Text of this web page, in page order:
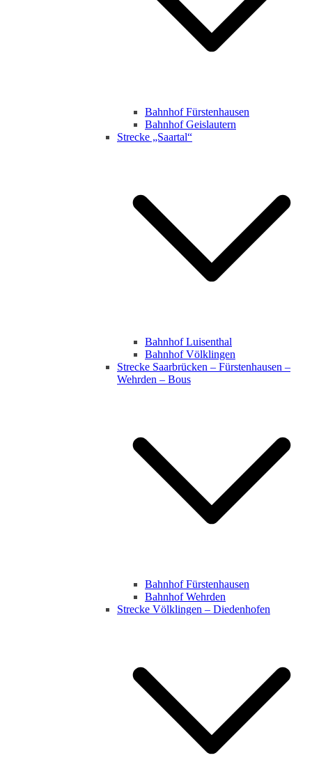
Bahnhof Fürstenhausen
Bahnhof Geislautern
Strecke „Saartal“
Bahnhof Luisenthal
Bahnhof Völklingen
Strecke Saarbrücken – Fürstenhausen –
Wehrden – Bous
Bahnhof Fürstenhausen
Bahnhof Wehrden
Strecke Völklingen – Diedenhofen